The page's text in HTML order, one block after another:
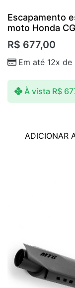
Escapamento
moto Honda
R$ 677,00
Em até 12x de
À vista R$
ADICIONAR